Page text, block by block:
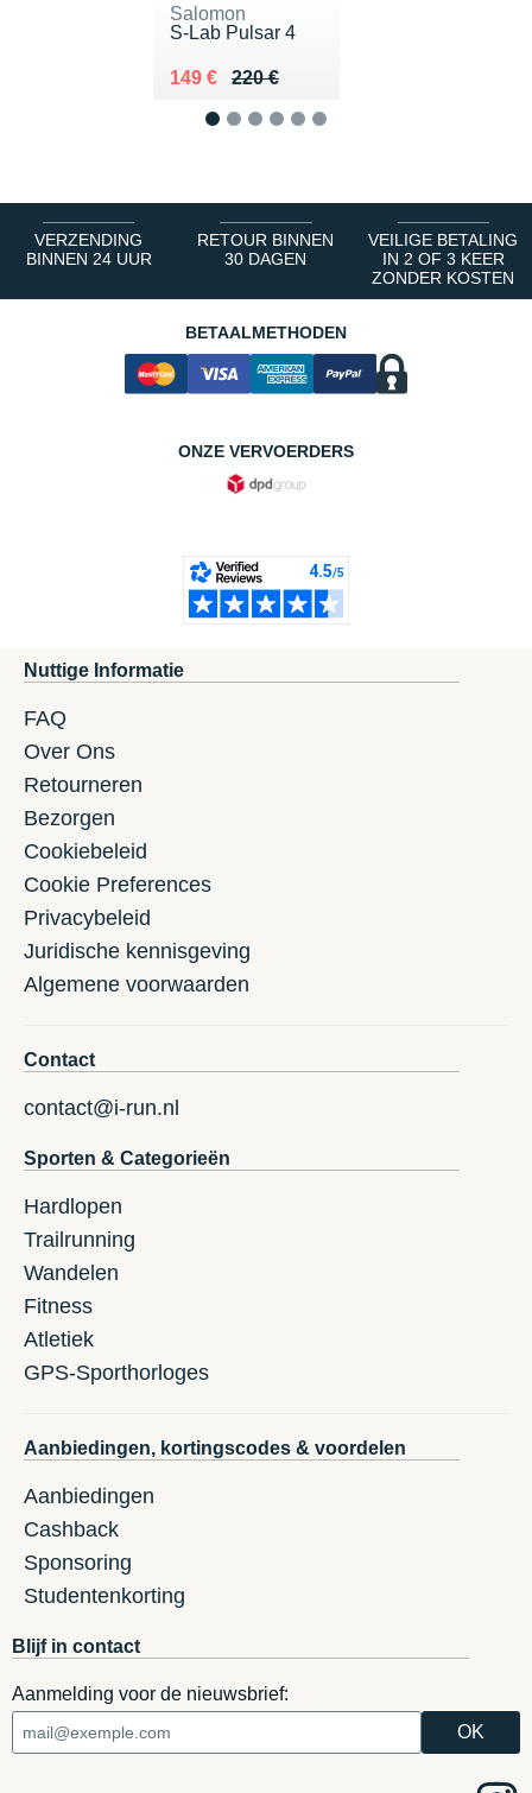
Salomon
S-Lab Pulsar 4
220 €
Au lieu de 220 €
149 €
Vendu 149 €
VERZENDING
BINNEN 24 UUR
RETOUR BINNEN
30 DAGEN
VEILIGE BETALING
IN 2 OF 3 KEER
ZONDER KOSTEN
BETAALMETHODEN
ONZE VERVOERDERS
Nuttige Informatie
FAQ
Over Ons
Retourneren
Bezorgen
Cookiebeleid
Cookie Preferences
Privacybeleid
Juridische kennisgeving
Algemene voorwaarden
Contact
contact@i-run.nl
Sporten & Categorieën
Hardlopen
Trailrunning
Wandelen
Fitness
Atletiek
GPS-Sporthorloges
Aanbiedingen, kortingscodes & voordelen
Aanbiedingen
Cashback
Sponsoring
Studentenkorting
Blijf in contact
Aanmelding voor de nieuwsbrief: